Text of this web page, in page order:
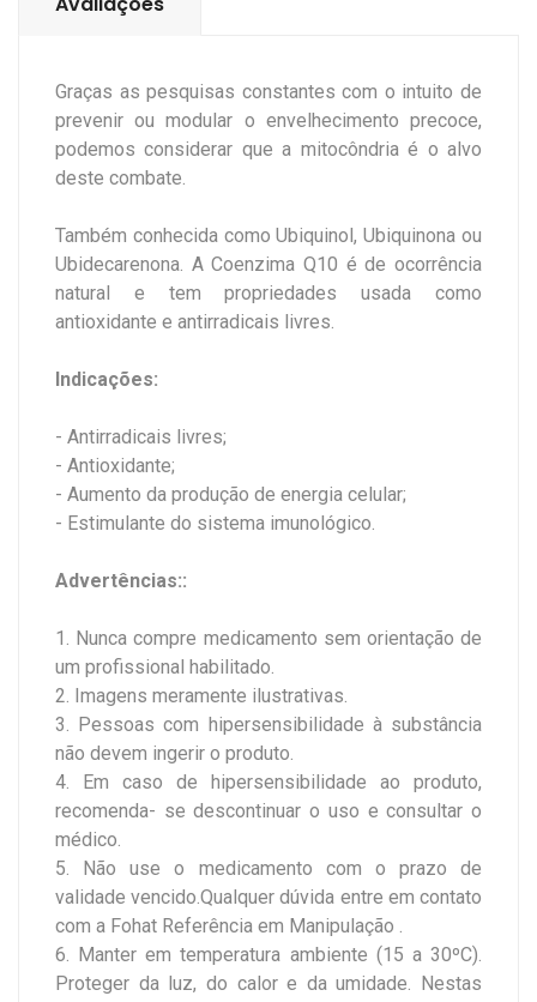
Graças as pesquisas constantes com o intuito de
prevenir ou modular o envelhecimento precoce,
podemos considerar que a mitocôndria é o alvo
deste combate.
Também conhecida como Ubiquinol, Ubiquinona ou
Ubidecarenona. A Coenzima Q10 é de ocorrência
natural e tem propriedades usada como
antioxidante e antirradicais livres.
Indicações:
- Antirradicais livres;
- Antioxidante;
- Aumento da produção de energia celular;
- Estimulante do sistema imunológico.
Advertências::
1. Nunca compre medicamento sem orientação de
um profissional habilitado.
2. Imagens meramente ilustrativas.
3. Pessoas com hipersensibilidade à substância
não devem ingerir o produto.
4. Em caso de hipersensibilidade ao produto,
recomenda- se descontinuar o uso e consultar o
médico.
5. Não use o medicamento com o prazo de
validade vencido.Qualquer dúvida entre em contato
com a Fohat Referência em Manipulação .
6. Manter em temperatura ambiente (15 a 30ºC).
Proteger da luz, do calor e da umidade. Nestas